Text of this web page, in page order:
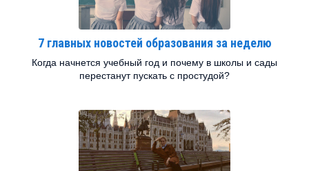
7 главных новостей образования за неделю
Когда начнется учебный год и почему в школы и сады
перестанут пускать с простудой?